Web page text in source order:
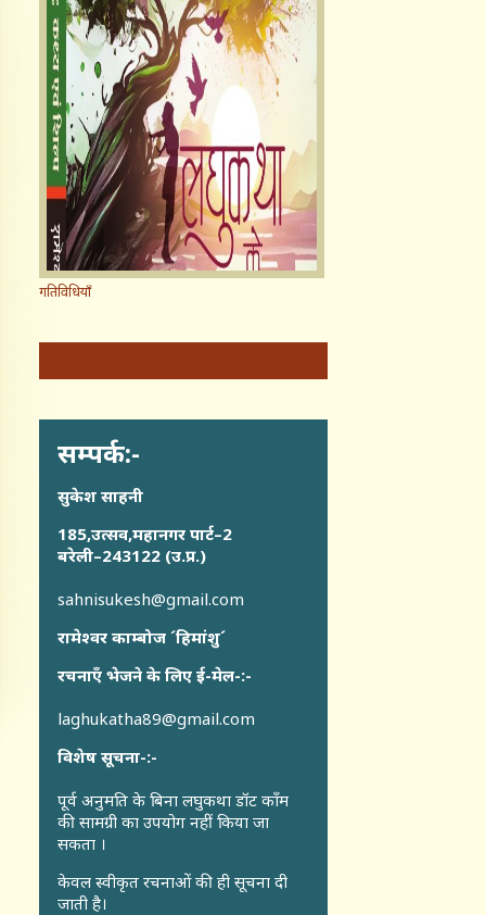
गतिविधियाँ
सम्पर्क:-
सुकेश साहनी
185,उत्सव,महानगर पार्ट–2
बरेली–243122 (उ.प्र.)
sahnisukesh@gmail.com
रामेश्वर काम्बोज ´हिमांशु´
रचनाएँ भेजने के लिए ई-मेल-:-
laghukatha89@gmail.com
विशेष सूचना-:-
पूर्व अनुमति के बिना लघुकथा डॉट कॉंम
की सामग्री का उपयोग नहीं किया जा
सकता ।
केवल स्वीकृत रचनाओं की ही सूचना दी
जाती है।